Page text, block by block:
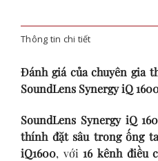
Thông tin chi tiết
Đánh giá của chuyên gia
SoundLens Synergy iQ
SoundLens Synergy iQ
thính đặt sâu trong ống
iQ1600, với16 kênh điều